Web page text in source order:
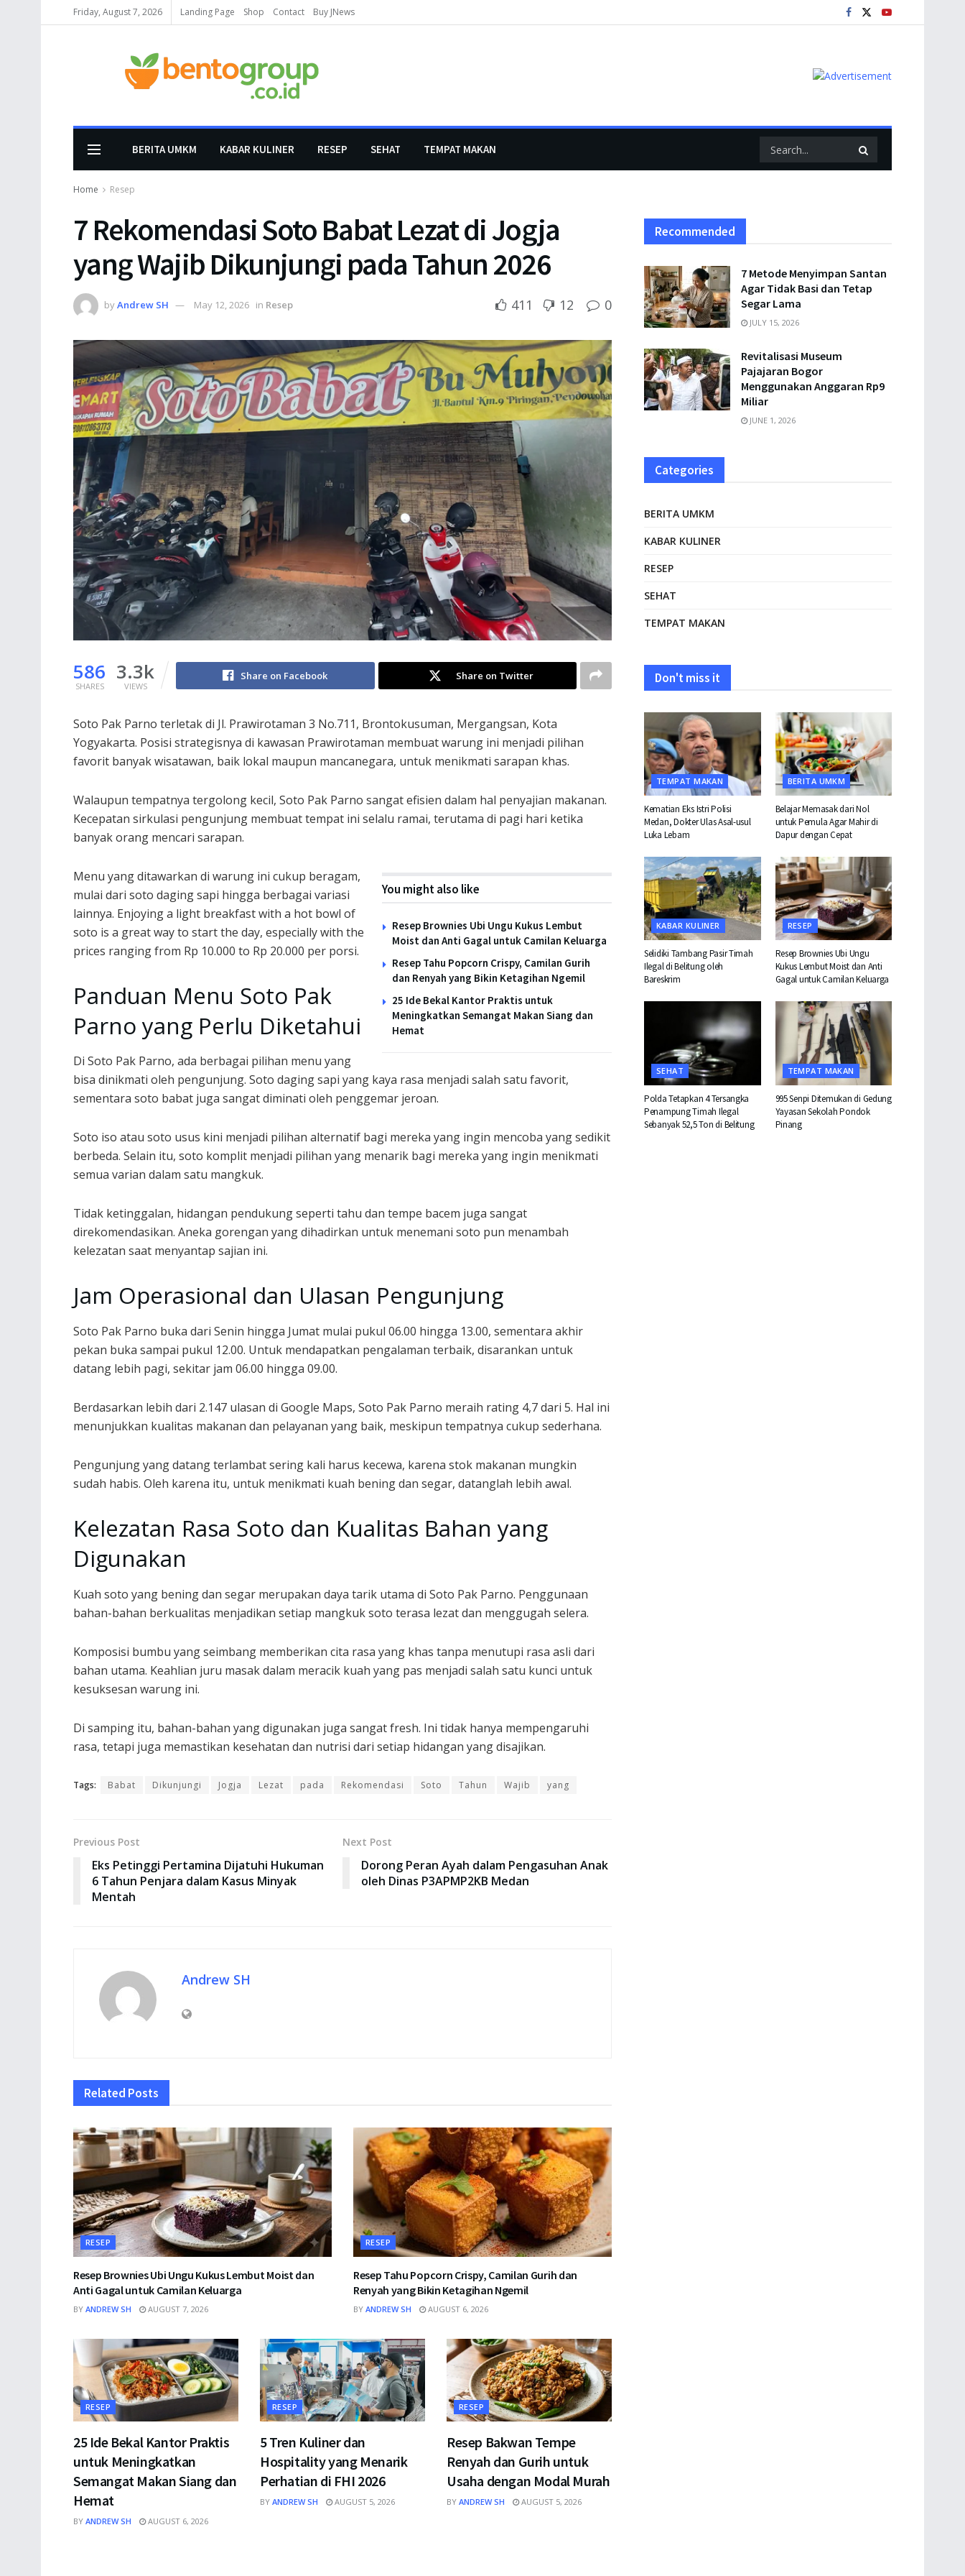
Friday, August 7, 2026 Landing Page Shop Contact Buy JNews
BERITA UMKM KABAR KULINER RESEP SEHAT TEMPAT MAKAN
Home Resep
7 Rekomendasi Soto Babat Lezat di Jogja
yang Wajib Dikunjungi pada Tahun 2026
byAndrew SH May 12, 2026 in Resep 411 12 0
586
SHARES
3.3k
VIEWS
Share on Facebook Share on Twitter
Soto Pak Parno terletak di Jl. Prawirotaman 3 No.711, Brontokusuman, Mergangsan, Kota
Yogyakarta. Posisi strategisnya di kawasan Prawirotaman membuat warung ini menjadi pilihan
favorit banyak wisatawan, baik lokal maupun mancanegara, untuk menikmati sarapan khas.
Walaupun tempatnya tergolong kecil, Soto Pak Parno sangat efisien dalam hal penyajian makanan.
Kecepatan sirkulasi pengunjung membuat tempat ini selalu ramai, terutama di pagi hari ketika
banyak orang mencari sarapan.
You might also like
Resep Brownies Ubi Ungu Kukus Lembut
Moist dan Anti Gagal untuk Camilan Keluarga
Resep Tahu Popcorn Crispy, Camilan Gurih
dan Renyah yang Bikin Ketagihan Ngemil
25 Ide Bekal Kantor Praktis untuk
Meningkatkan Semangat Makan Siang dan
Hemat
Menu yang ditawarkan di warung ini cukup beragam,
mulai dari soto daging sapi hingga berbagai variasi
lainnya. Enjoying a light breakfast with a hot bowl of
soto is a great way to start the day, especially with the
prices ranging from Rp 10.000 to Rp 20.000 per porsi.
Panduan Menu Soto Pak
Parno yang Perlu Diketahui
Di Soto Pak Parno, ada berbagai pilihan menu yang
bisa dinikmati oleh pengunjung. Soto daging sapi yang kaya rasa menjadi salah satu favorit,
sementara soto babat juga sangat diminati oleh penggemar jeroan.
Soto iso atau soto usus kini menjadi pilihan alternatif bagi mereka yang ingin mencoba yang sedikit
berbeda. Selain itu, soto komplit menjadi pilihan yang menarik bagi mereka yang ingin menikmati
semua varian dalam satu mangkuk.
Tidak ketinggalan, hidangan pendukung seperti tahu dan tempe bacem juga sangat
direkomendasikan. Aneka gorengan yang dihadirkan untuk menemani soto pun menambah
kelezatan saat menyantap sajian ini.
Jam Operasional dan Ulasan Pengunjung
Soto Pak Parno buka dari Senin hingga Jumat mulai pukul 06.00 hingga 13.00, sementara akhir
pekan buka sampai pukul 12.00. Untuk mendapatkan pengalaman terbaik, disarankan untuk
datang lebih pagi, sekitar jam 06.00 hingga 09.00.
Berdasarkan lebih dari 2.147 ulasan di Google Maps, Soto Pak Parno meraih rating 4,7 dari 5. Hal ini
menunjukkan kualitas makanan dan pelayanan yang baik, meskipun tempatnya cukup sederhana.
Pengunjung yang datang terlambat sering kali harus kecewa, karena stok makanan mungkin
sudah habis. Oleh karena itu, untuk menikmati kuah bening dan segar, datanglah lebih awal.
Kelezatan Rasa Soto dan Kualitas Bahan yang
Digunakan
Kuah soto yang bening dan segar merupakan daya tarik utama di Soto Pak Parno. Penggunaan
bahan-bahan berkualitas menjadikan setiap mangkuk soto terasa lezat dan menggugah selera.
Komposisi bumbu yang seimbang memberikan cita rasa yang khas tanpa menutupi rasa asli dari
bahan utama. Keahlian juru masak dalam meracik kuah yang pas menjadi salah satu kunci untuk
kesuksesan warung ini.
Di samping itu, bahan-bahan yang digunakan juga sangat fresh. Ini tidak hanya mempengaruhi
rasa, tetapi juga memastikan kesehatan dan nutrisi dari setiap hidangan yang disajikan.
Tags: Babat Dikunjungi Jogja Lezat pada Rekomendasi Soto Tahun Wajib yang
Previous Post
Eks Petinggi Pertamina Dijatuhi Hukuman
6 Tahun Penjara dalam Kasus Minyak
Mentah
Next Post
Dorong Peran Ayah dalam Pengasuhan Anak
oleh Dinas P3APMP2KB Medan
Andrew SH
Related Posts
RESEP
Resep Brownies Ubi Ungu Kukus Lembut Moist dan
Anti Gagal untuk Camilan Keluarga
BY ANDREW SH AUGUST 7, 2026
RESEP
Resep Tahu Popcorn Crispy, Camilan Gurih dan
Renyah yang Bikin Ketagihan Ngemil
BY ANDREW SH AUGUST 6, 2026
RESEP
25 Ide Bekal Kantor Praktis
untuk Meningkatkan
Semangat Makan Siang dan
Hemat
BY ANDREW SH AUGUST 6, 2026
RESEP
5 Tren Kuliner dan
Hospitality yang Menarik
Perhatian di FHI 2026
BY ANDREW SH AUGUST 5, 2026
RESEP
Resep Bakwan Tempe
Renyah dan Gurih untuk
Usaha dengan Modal Murah
BY ANDREW SH AUGUST 5, 2026
Recommended
7 Metode Menyimpan Santan
Agar Tidak Basi dan Tetap
Segar Lama
JULY 15, 2026
Revitalisasi Museum
Pajajaran Bogor
Menggunakan Anggaran Rp9
Miliar
JUNE 1, 2026
Categories
BERITA UMKM
KABAR KULINER
RESEP
SEHAT
TEMPAT MAKAN
Don't miss it
TEMPAT MAKAN
Kematian Eks Istri Polisi
Medan, Dokter Ulas Asal-usul
Luka Lebam
BERITA UMKM
Belajar Memasak dari Nol
untuk Pemula Agar Mahir di
Dapur dengan Cepat
KABAR KULINER
Selidiki Tambang Pasir Timah
Ilegal di Belitung oleh
Bareskrim
RESEP
Resep Brownies Ubi Ungu
Kukus Lembut Moist dan Anti
Gagal untuk Camilan Keluarga
SEHAT
Polda Tetapkan 4 Tersangka
Penampung Timah Ilegal
Sebanyak 52,5 Ton di Belitung
TEMPAT MAKAN
995 Senpi Ditemukan di Gedung
Yayasan Sekolah Pondok
Pinang